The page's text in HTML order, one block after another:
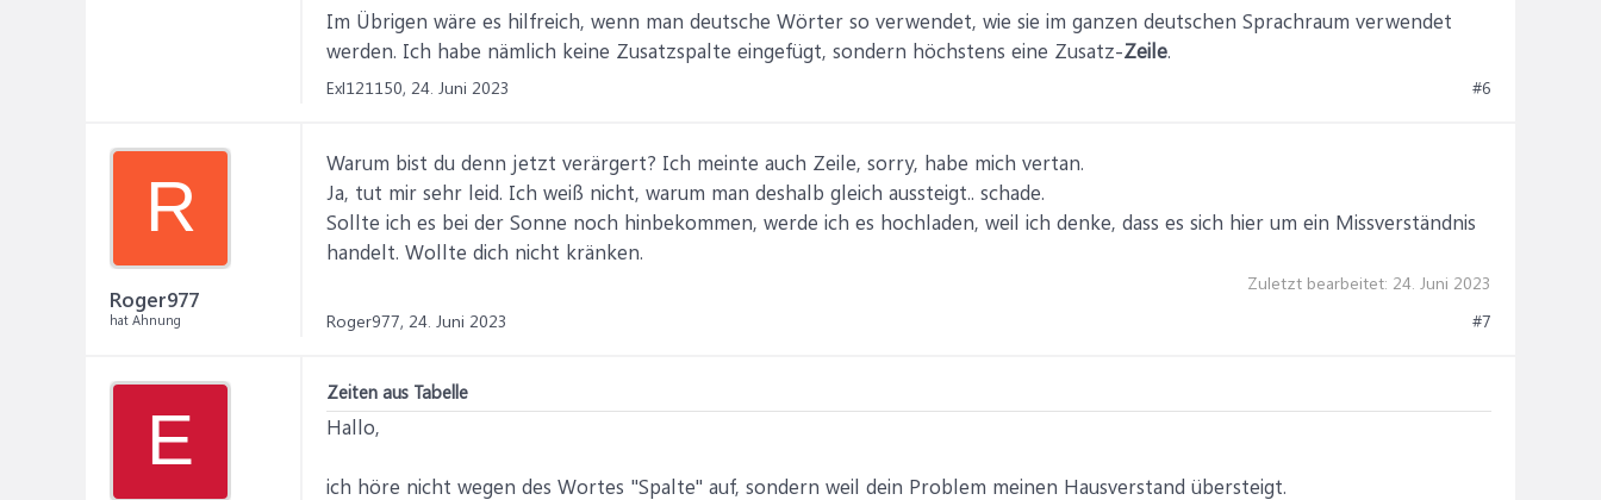
Im Übrigen wäre es hilfreich, wenn man deutsche Wörter so verwendet, wie sie im ganzen deutschen Sprachraum verwendet
werden. Ich habe nämlich keine Zusatzspalte eingefügt, sondern höchstens eine Zusatz-Zeile.
Exl121150, 24. Juni 2023 #6
R
Roger977
hat Ahnung
Warum bist du denn jetzt verärgert? Ich meinte auch Zeile, sorry, habe mich vertan.
Ja, tut mir sehr leid. Ich weiß nicht, warum man deshalb gleich aussteigt.. schade.
Sollte ich es bei der Sonne noch hinbekommen, werde ich es hochladen, weil ich denke, dass es sich hier um ein Missverständnis
handelt. Wollte dich nicht kränken.
Zuletzt bearbeitet: 24. Juni 2023
Roger977, 24. Juni 2023 #7
E
Zeiten aus Tabelle
Hallo,
ich höre nicht wegen des Wortes "Spalte" auf, sondern weil dein Problem meinen Hausverstand übersteigt.